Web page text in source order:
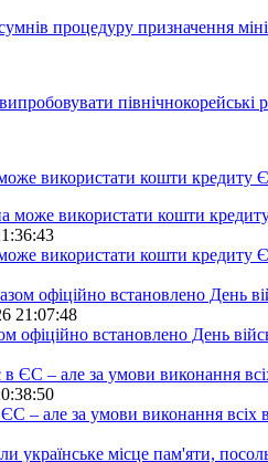
процедуру призначення
північнокорейські
використати кошти кредиту
використати кошти кредиту
21:07:48
офіційно встановлено День
ЄС – але за умови виконання